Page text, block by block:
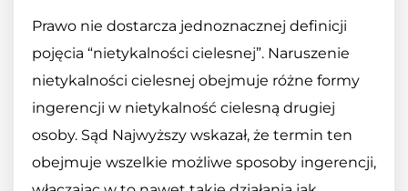
Prawo nie dostarcza jednoznacznej definicji
pojęcia “nietykalności cielesnej”. Naruszenie
nietykalności cielesnej obejmuje różne formy
ingerencji w nietykalność cielesną drugiej
osoby. Sąd Najwyższy wskazał, że termin ten
obejmuje wszelkie możliwe sposoby ingerencji,